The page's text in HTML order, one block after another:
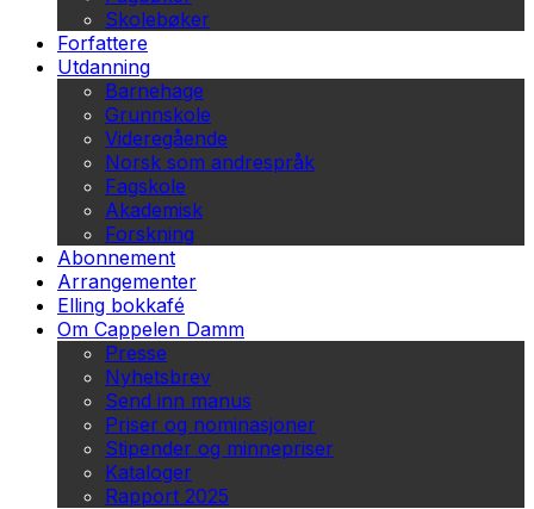
Skolebøker
Forfattere
Utdanning
Barnehage
Grunnskole
Videregående
Norsk som andrespråk
Fagskole
Akademisk
Forskning
Abonnement
Arrangementer
Elling bokkafé
Om Cappelen Damm
Presse
Nyhetsbrev
Send inn manus
Priser og nominasjoner
Stipender og minnepriser
Kataloger
Rapport 2025